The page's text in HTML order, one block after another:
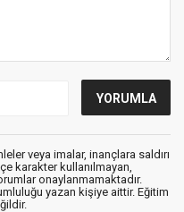
veya imalar, inançlara saldırı
karakter kullanılmayan,
onaylanmamaktadır.
yazan kişiye aittir. Eğitim